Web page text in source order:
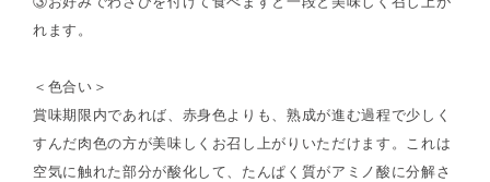
れます。
＜色合い＞
賞味期限内であれば、赤身色よりも、熟成が進む過程で少しく
すんだ肉色の方が美味しくお召し上がりいただけます。これは
空気に触れた部分が酸化して、たんぱく質がアミノ酸に分解さ